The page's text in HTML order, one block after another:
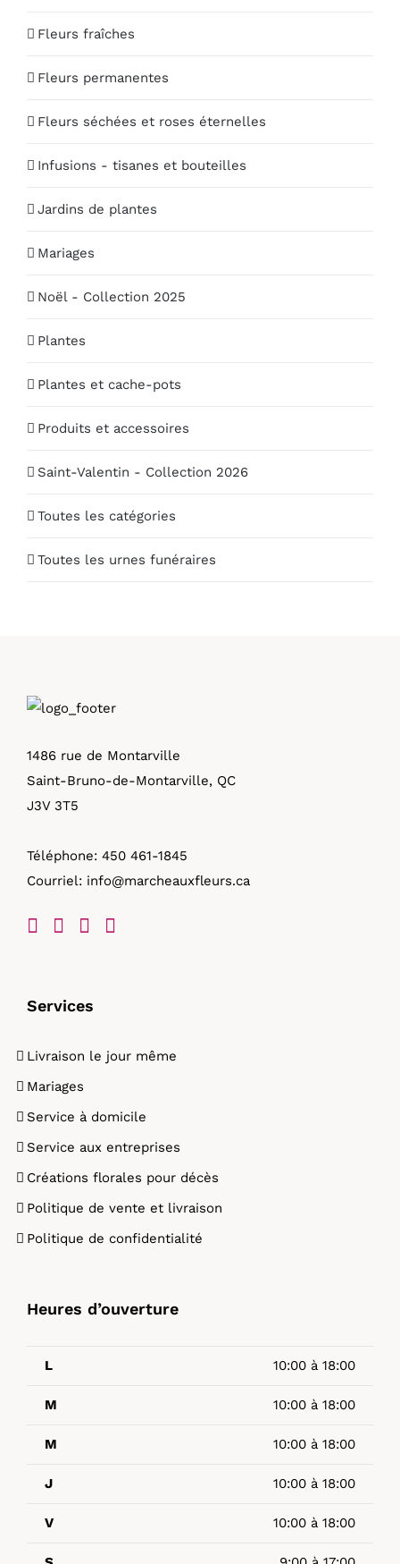
Fleurs fraîches
Fleurs permanentes
Fleurs séchées et roses éternelles
Infusions - tisanes et bouteilles
Jardins de plantes
Mariages
Noël - Collection 2025
Plantes
Plantes et cache-pots
Produits et accessoires
Saint-Valentin - Collection 2026
Toutes les catégories
Toutes les urnes funéraires
1486 rue de Montarville
Saint-Bruno-de-Montarville, QC
J3V 3T5
Téléphone: 450 461-1845
Courriel: info@marcheauxfleurs.ca
Services
Livraison le jour même
Mariages
Service à domicile
Service aux entreprises
Créations florales pour décès
Politique de vente et livraison
Politique de confidentialité
Heures d’ouverture
L 10:00 à 18:00
M 10:00 à 18:00
M 10:00 à 18:00
J 10:00 à 18:00
V 10:00 à 18:00